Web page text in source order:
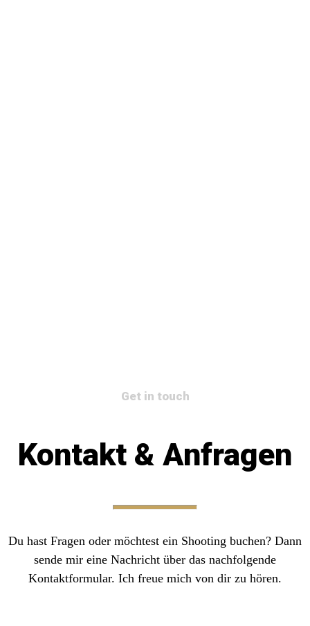
Get in touch
Kontakt & Anfragen
Du hast Fragen oder möchtest ein Shooting buchen? Dann
sende mir eine Nachricht über das nachfolgende
Kontaktformular. Ich freue mich von dir zu hören.